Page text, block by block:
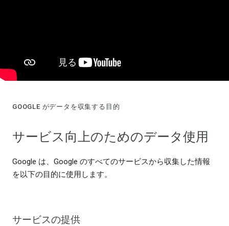
GOOGLE がデータを収集する目的
サービス向上のためのデータ使用
Google は、Google のすべてのサービスから収集した情報
を以下の目的に使用します。
サービスの提供